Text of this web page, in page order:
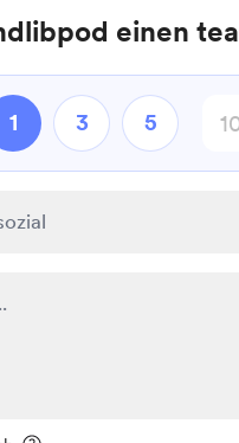
einen tea
1 3 5